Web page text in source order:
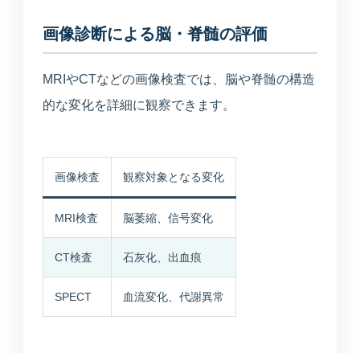
画像診断による脳・脊髄の評価
MRIやCTなどの画像検査では、脳や脊髄の構造
的な変化を詳細に観察できます。
画像検査 観察対象となる変化
MRI検査 脳萎縮、信号変化
CT検査 石灰化、出血痕
SPECT 血流変化、代謝異常